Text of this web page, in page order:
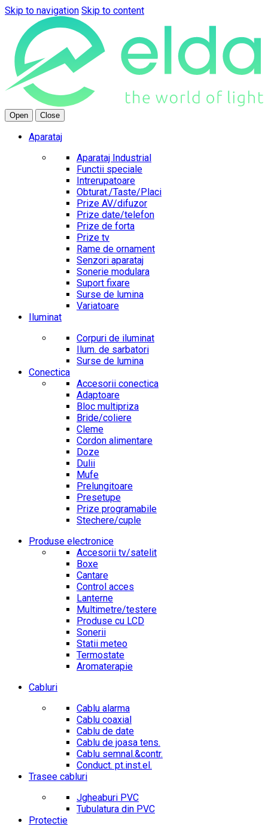
Skip to navigation Skip to content
Open Close
Aparataj
Aparataj Industrial
Functii speciale
Intrerupatoare
Obturat./Taste/Placi
Prize AV/difuzor
Prize date/telefon
Prize de forta
Prize tv
Rame de ornament
Senzori aparataj
Sonerie modulara
Suport fixare
Surse de lumina
Variatoare
Iluminat
Corpuri de iluminat
Ilum. de sarbatori
Surse de lumina
Conectica
Accesorii conectica
Adaptoare
Bloc multipriza
Bride/coliere
Cleme
Cordon alimentare
Doze
Dulii
Mufe
Prelungitoare
Presetupe
Prize programabile
Stechere/cuple
Produse electronice
Accesorii tv/satelit
Boxe
Cantare
Control acces
Lanterne
Multimetre/testere
Produse cu LCD
Sonerii
Statii meteo
Termostate
Aromaterapie
Cabluri
Cablu alarma
Cablu coaxial
Cablu de date
Cablu de joasa tens.
Cablu semnal.&contr.
Conduct. pt.inst.el.
Trasee cabluri
Jgheaburi PVC
Tubulatura din PVC
Protectie